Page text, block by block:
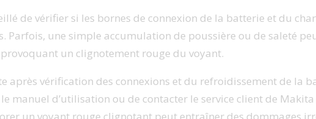
de vérifier si les bornes de connexion de la batterie et du
Parfois, une simple accumulation de poussière ou de saleté
un clignotement rouge du voyant.
après vérification des connexions et du refroidissement de la
manuel d’utilisation ou de contacter le service client de